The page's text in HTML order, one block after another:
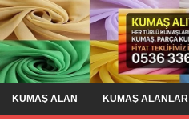
KUMAŞ ALAN KUMAŞ ALANLAR